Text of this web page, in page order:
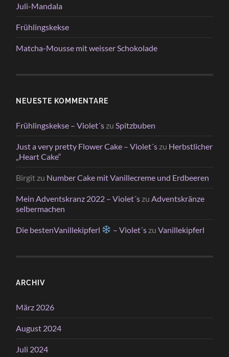
Juli-Mandala
Frühlingskekse
Matcha-Mousse mit weisser Schokolade
NEUESTE KOMMENTARE
Frühlingskekse – Violet´s zu Spitzbuben
Just a very pretty Flower Cake – Violet´s zu Herbstlicher
„Heart Cake“
Birgit zu Number Cake mit Vanillecreme und Erdbeeren
Mein Adventskranz 2022 – Violet´s zu Adventskränze
selbermachen
Die bestenVanillekipferl – Violet´szu Vanillekipferl
ARCHIV
März 2026
August 2024
Juli 2024